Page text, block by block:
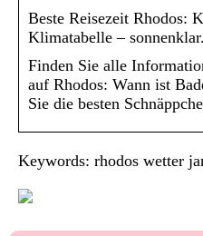
Beste Reisezeit Rhodos:
Klimatabelle –
Finden Sie alle
auf Rhodos: Wann ist
Sie die besten
Keywords: rhodos wetter